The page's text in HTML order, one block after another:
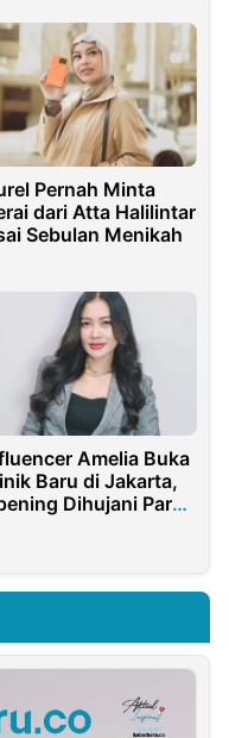
Pernah Minta
dari Atta Halilintar
Sebulan Menikah
Amelia Buka
Baru di Jakarta,
Dihujani Para